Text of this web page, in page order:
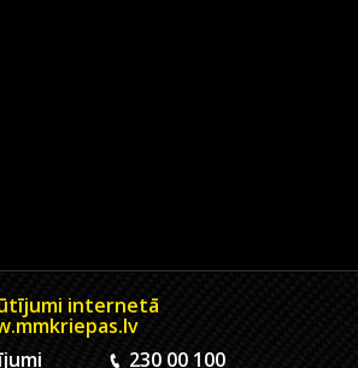
internetā
230 00 100